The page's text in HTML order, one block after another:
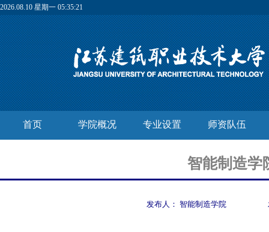
2026.08.10 星期一 05:35:21
首页 学院概况 专业设置 师资队伍
智能制造学
发布人： 智能制造学院